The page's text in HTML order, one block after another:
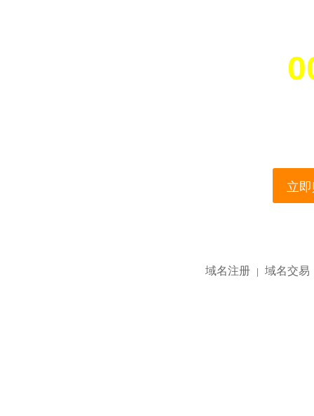
立
域名注册 | 域名交易